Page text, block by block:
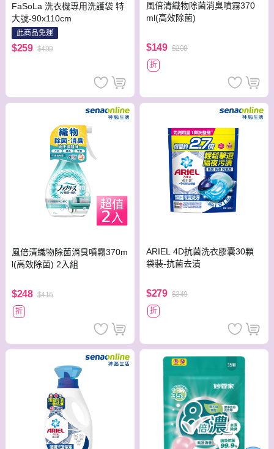
FaSoLa 洗衣機專用洗護袋 特
大號-90x110cm
此商品免運
$259 $499
風倍清織物除菌消臭噴霧370
ml(高效除菌)
$149 $208
折
風倍清織物除菌消臭噴霧370m
l(高效除菌) 2入組
$248 $416
折
ARIEL 4D抗菌洗衣膠囊30顆
袋裝-抗菌去漬
$279 $349
折